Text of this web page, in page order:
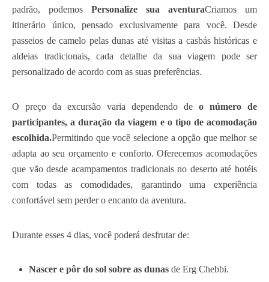
padrão, podemos Personalize sua aventuraCriamos um
itinerário único, pensado exclusivamente para você. Desde
passeios de camelo pelas dunas até visitas a casbás históricas e
aldeias tradicionais, cada detalhe da sua viagem pode ser
personalizado de acordo com as suas preferências.
O preço da excursão varia dependendo de o número de
participantes, a duração da viagem e o tipo de acomodação
escolhida.Permitindo que você selecione a opção que melhor se
adapta ao seu orçamento e conforto. Oferecemos acomodações
que vão desde acampamentos tradicionais no deserto até hotéis
com todas as comodidades, garantindo uma experiência
confortável sem perder o encanto da aventura.
Durante esses 4 dias, você poderá desfrutar de:
Nascer e pôr do sol sobre as dunas de Erg Chebbi.